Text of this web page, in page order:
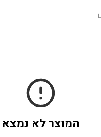
המוצר לא נמצא